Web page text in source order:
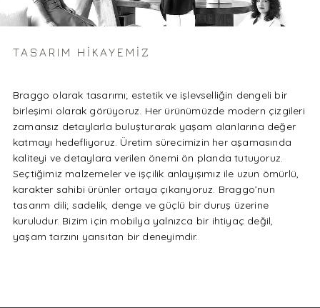
TASARIM HİKAYEMİZ
Braggo olarak tasarımı; estetik ve işlevselliğin dengeli bir
birleşimi olarak görüyoruz. Her ürünümüzde modern çizgileri
zamansız detaylarla buluşturarak yaşam alanlarına değer
katmayı hedefliyoruz. Üretim sürecimizin her aşamasında
kaliteyi ve detaylara verilen önemi ön planda tutuyoruz.
Seçtiğimiz malzemeler ve işçilik anlayışımız ile uzun ömürlü,
karakter sahibi ürünler ortaya çıkarıyoruz. Braggo’nun
tasarım dili; sadelik, denge ve güçlü bir duruş üzerine
kuruludur. Bizim için mobilya yalnızca bir ihtiyaç değil,
yaşam tarzını yansıtan bir deneyimdir.